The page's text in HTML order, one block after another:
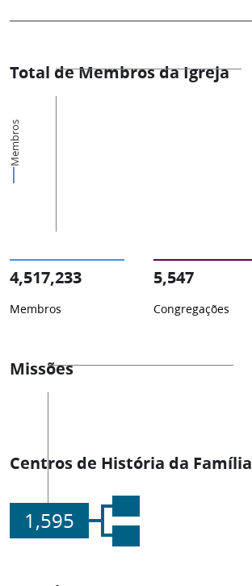
Total de Membros da Igreja
Membros
4,517,233
Membros
5,547
Congregações
Missões
Centros de História da Família
1,595